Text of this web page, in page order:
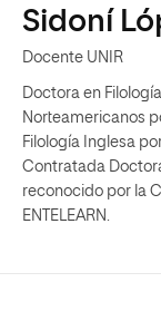
Sidoní
Docente UNIR
Doctora en
Norteamericanos
Filología Inglesa
Contratada
reconocido por la
ENTELEARN.